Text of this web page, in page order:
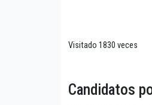
Visitado 1830 veces
Candidatos